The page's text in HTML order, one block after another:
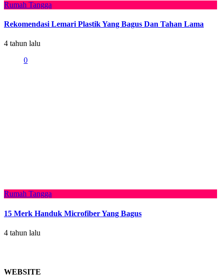
Rumah Tangga
Rekomendasi Lemari Plastik Yang Bagus Dan Tahan Lama
4 tahun lalu
0
Rumah Tangga
15 Merk Handuk Microfiber Yang Bagus
4 tahun lalu
WEBSITE